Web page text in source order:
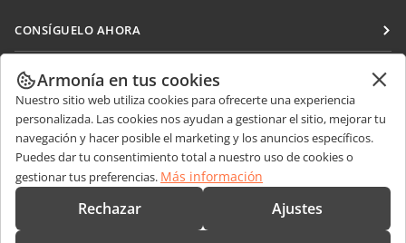
CONSÍGUELO AHORA
Docs
DocSpace
Workspace
Conectores
Aplicaciones de escritorio
Aplicaciones móviles
COLABORAR
Para colaboradores
Para traductores
Para influencers
Vacantes
RECIBIR NOTICIAS
Blog
OBTENER AYUDA
Foro
CONTÁCTENOS
Preguntas de ventas
sales@onlyoffice.com
Armonía en tus cookies
Nuestro sitio web utiliza cookies para ofrecerte una experiencia
personalizada. Las cookies nos ayudan a gestionar el sitio, mejorar tu
navegación y hacer posible el marketing y los anuncios específicos.
Puedes dar tu consentimiento total a nuestro uso de cookies o
gestionar tus preferencias. Más información
Rechazar Ajustes